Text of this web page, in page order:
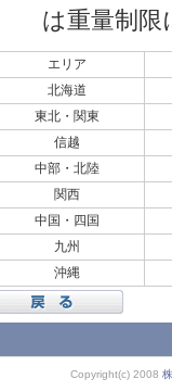
は重量制
エリア
北海道
東北・関東
信越
中部・北陸
関西
中国・四国
九州
沖縄
Copyright(c) 2008